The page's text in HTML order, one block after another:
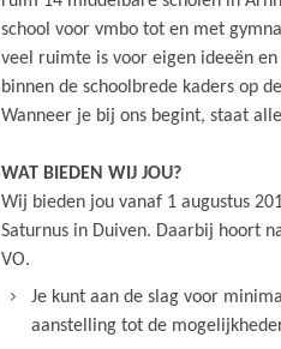
school voor vmbo tot en met
veel ruimte is voor eigen ideeën
binnen de schoolbrede kaders op
Wanneer je bij ons begint, staat
WAT BIEDEN WIJ JOU?
Wij bieden jou vanaf 1 augustus
Saturnus in Duiven. Daarbij hoort
VO.
Je kunt aan de slag voor
aanstelling tot de